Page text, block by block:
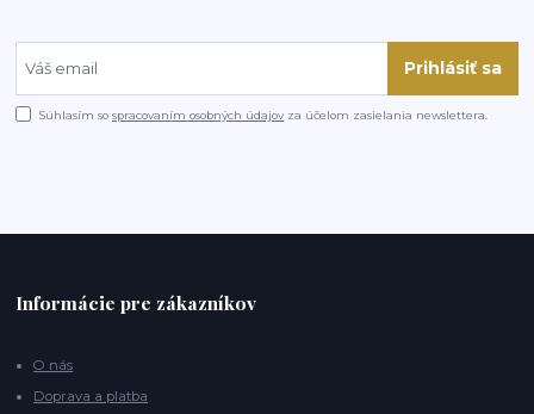
Prihlásiť sa
Súhlasím sospracovaním osobných údajov za účelom zasielania newslettera.
Informácie pre zákazníkov
O nás
Doprava a platba